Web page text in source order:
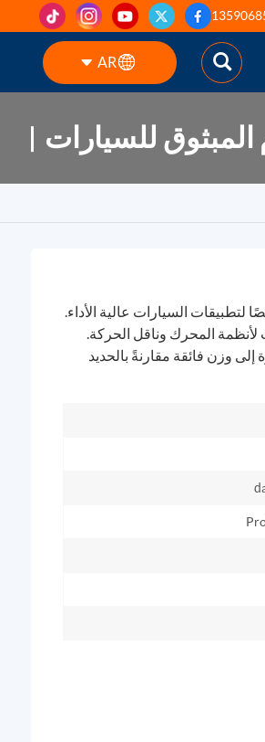
AR
English
للسيارات
السيارات عالية الأداء.
لأنظمة المحرك وناقل الحركة.
هذه الحوامل بنسب قوة إلى وزن فائقة مقارنةً بالحديد